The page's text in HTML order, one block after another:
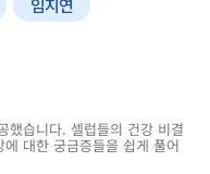
임지연
했습니다. 셀럽들의 건강 비결
대한 궁금증들을 쉽게 풀어